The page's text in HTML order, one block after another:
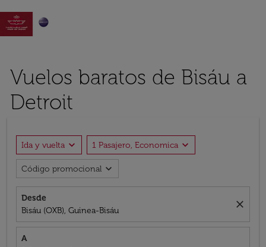

Vuelos baratos de Bisáu a
Detroit
Ida y vuelta expand_more 1 Pasajero, Economica expand_more
Código promocional expand_more
Desde
Bisáu (OXB), Guinea-Bisáu
close
A